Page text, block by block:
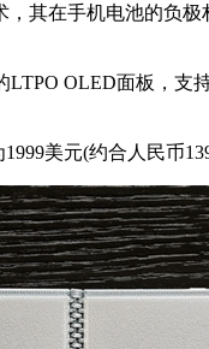
在手机电池的负
OLED面板，支
美元(约合人民币